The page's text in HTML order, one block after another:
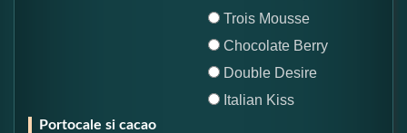
Trois Mousse
Chocolate Berry
Double Desire
Italian Kiss
Portocale si cacao